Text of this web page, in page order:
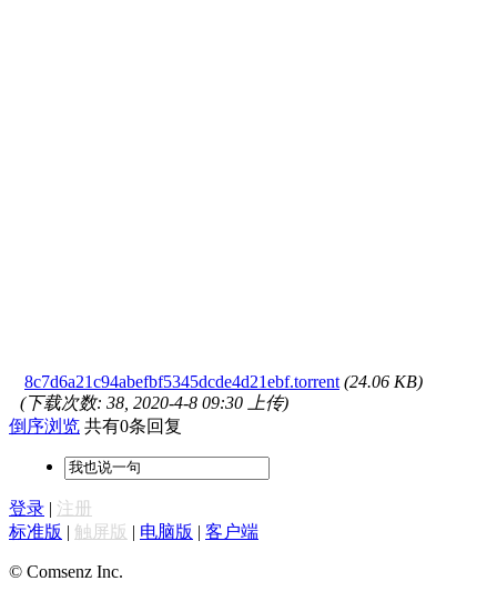
8c7d6a21c94abefbf5345dcde4d21ebf.torrent (24.06 KB)
(下载次数: 38, 2020-4-8 09:30 上传)
倒序浏览 共有0条回复
登录 | 注册
标准版 | 触屏版 | 电脑版 | 客户端
© Comsenz Inc.